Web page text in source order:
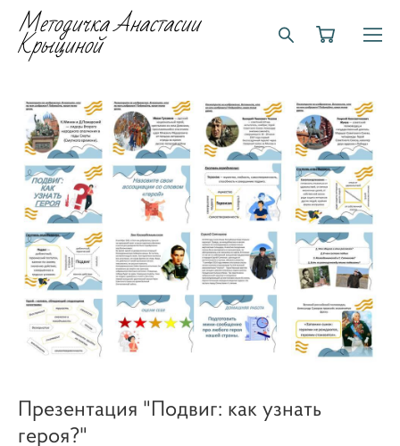
Методичка Анастасии
Крыциной
Презентация "Подвиг: как узнать
героя?"